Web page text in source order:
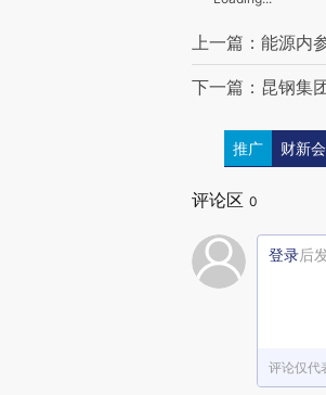
上一篇：能源内
下一篇：昆钢集
推广 财新
评论区 0
登录后
评论仅代